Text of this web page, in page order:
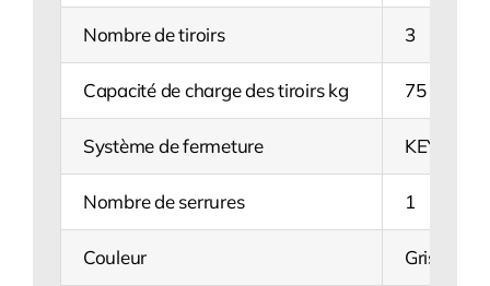
Nombre de tiroirs 3
Capacité de charge des tiroirs kg 75
Système de fermeture KEY Lock
Nombre de serrures 1
Couleur Gris